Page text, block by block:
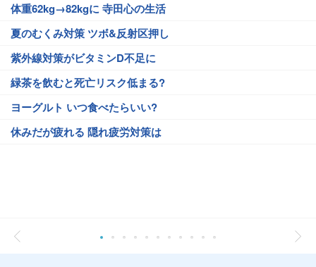
体重62kg→82kgに 寺田心の生活
夏のむくみ対策 ツボ&反射区押し
紫外線対策がビタミンD不足に
緑茶を飲むと死亡リスク低まる?
ヨーグルト いつ食べたらいい?
休みだが疲れる 隠れ疲労対策は